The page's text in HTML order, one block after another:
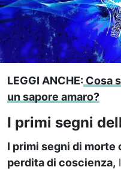
LEGGI ANCHE: Cosa
un sapore amaro?
I primi segni
I primi segni di
perdita di coscienza,